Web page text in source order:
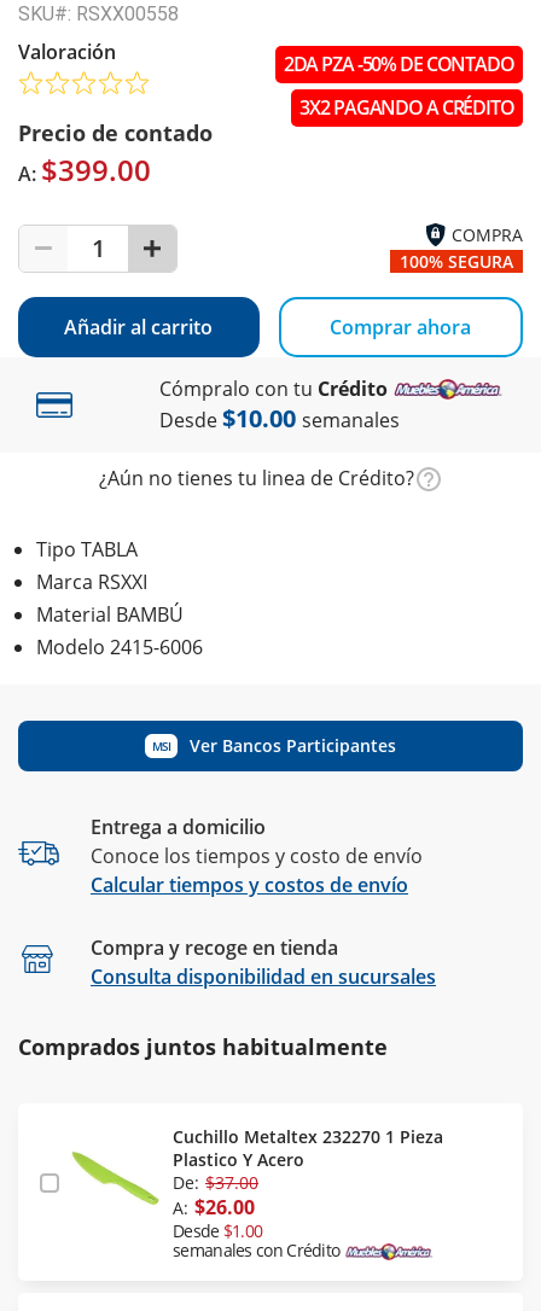
SKU#: RSXX00558
Valoración
Precio de contado
A: $399.00
1
2DA PZA -50% DE CONTADO
3X2 PAGANDO A CRÉDITO
COMPRA
100% SEGURA
Añadir al carrito Comprar ahora
Cómpralo con tu Crédito
Desde$10.00 semanales
¿Aún no tienes tu linea de Crédito?
Tipo TABLA
Marca RSXXI
Material BAMBÚ
Modelo 2415-6006
MSI Ver Bancos Participantes
Entrega a domicilio
Conoce los tiempos y costo de envío
Calcular tiempos y costos de envío
Compra y recoge en tienda
Consulta disponibilidad en sucursales
Comprados juntos habitualmente
Cuchillo Metaltex 232270 1 Pieza
Plastico Y Acero
De: $37.00
A: $26.00
Desde $1.00
semanales con Crédito